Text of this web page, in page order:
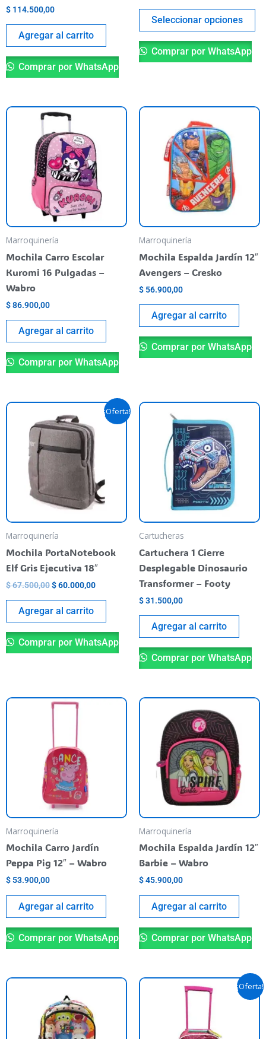
$ 114.500,00
Agregar al carrito
Comprar por WhatsApp
Seleccionar opciones
Comprar por WhatsApp
Marroquinería
Mochila Carro Escolar
Kuromi 16 Pulgadas –
Wabro
$86.900,00
Agregar al carrito
Comprar por WhatsApp
Marroquinería
Mochila Espalda Jardín 12″
Avengers – Cresko
$ 56.900,00
Agregar al carrito
Comprar por WhatsApp
¡Oferta!
Marroquinería
Mochila PortaNotebook
Elf Gris Ejecutiva 18″
$67.500,00
El
precio
original
$ 67.500,00.
$60.000,00
El
precio
actual
Agregar al carrito
Comprar por WhatsApp
Cartucheras
Cartuchera 1 Cierre
Desplegable Dinosaurio
Transformer – Footy
$31.500,00
Agregar al carrito
Comprar por WhatsApp
Marroquinería
Mochila Carro Jardín
Peppa Pig 12″ – Wabro
$ 53.900,00
Agregar al carrito
Comprar por WhatsApp
Marroquinería
Mochila Espalda Jardín 12″
Barbie – Wabro
$45.900,00
Agregar al carrito
Comprar por WhatsApp
¡Oferta!
El
precio
original
era:
$ 74.900,00.
El
precio
actual